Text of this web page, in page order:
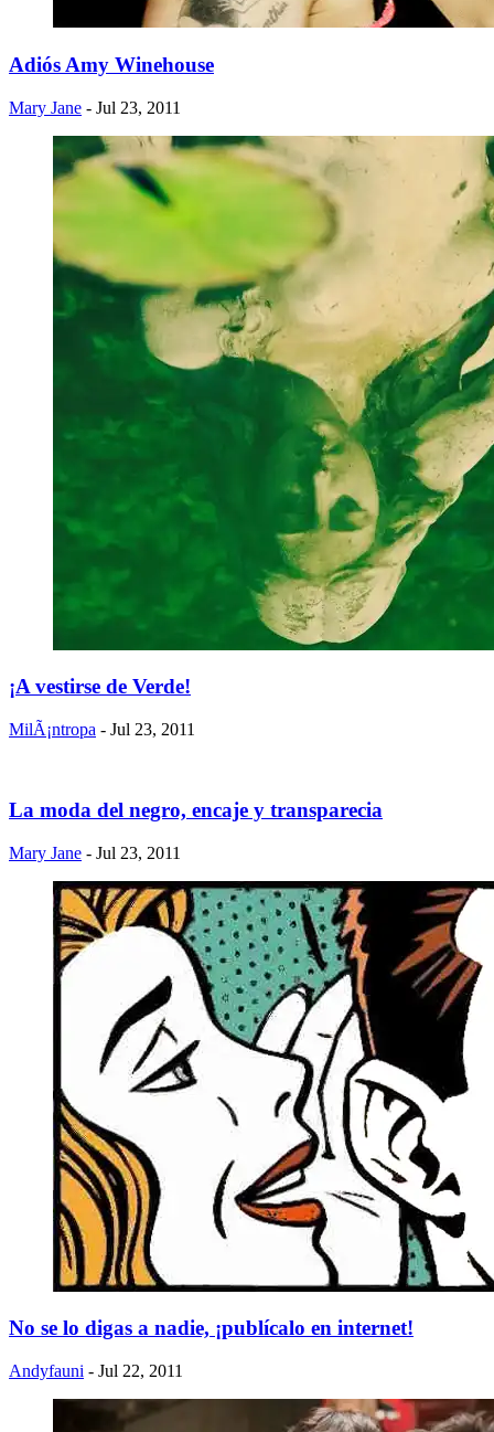
Adiós Amy Winehouse
Mary Jane - Jul 23, 2011
¡A vestirse de Verde!
MilÃ¡ntropa - Jul 23, 2011
La moda del negro, encaje y transparecia
Mary Jane - Jul 23, 2011
No se lo digas a nadie, ¡publícalo en internet!
Andyfauni - Jul 22, 2011